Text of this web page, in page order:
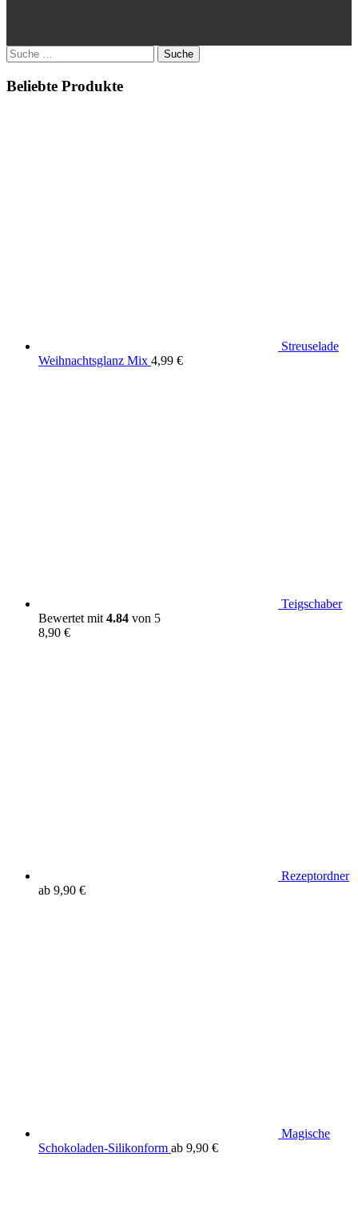
Suche
nach:
Beliebte Produkte
Streuselade
Weihnachtsglanz Mix 4,99 €
Teigschaber
Bewertet mit 4.84 von 5
8,90 €
Rezeptordner
ab 9,90 €
Magische
Schokoladen-Silikonform ab 9,90 €